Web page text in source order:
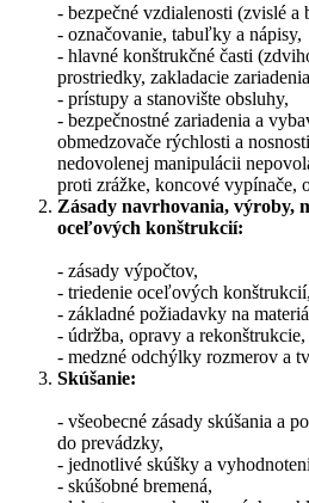
- bezpečné vzdialenosti (zvislé a
- označovanie, tabuľky a nápisy,
- hlavné konštrukčné časti
prostriedky, zakladacie
- prístupy a stanovište obsluhy,
- bezpečnostné zariadenia a
obmedzovače rýchlosti a
nedovolenej manipulácii
proti zrážke, koncové vypínače,
Zásady navrhovania, výroby,
oceľových konštrukcií:
- zásady výpočtov,
- triedenie oceľových konštrukcií,
- základné požiadavky na
- údržba, opravy a rekonštrukcie,
- medzné odchýlky rozmerov a
Skúšanie:
- všeobecné zásady skúšania a
do prevádzky,
- jednotlivé skúšky a
- skúšobné bremená,